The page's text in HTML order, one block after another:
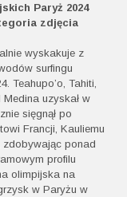
Paryż 2024
zdjęcia
wyskakuje z
surfingu
Teahupo’o, Tahiti,
uzyskał w
sięgnął po
Francji, Kauliemu
zdobywając ponad
profilu
olimpijska na
w Paryżu w